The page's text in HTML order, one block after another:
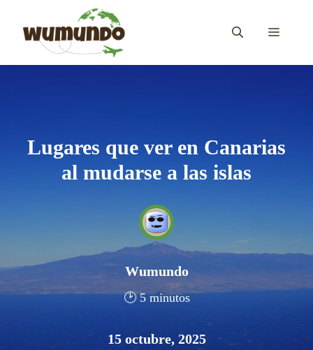
contenido
MENÚ
Lugares que ver en Canarias
al mudarse a las islas
Wumundo
🕑 5 minutos
15 octubre, 2025